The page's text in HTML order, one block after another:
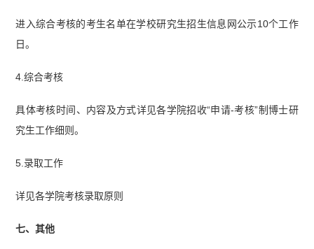
进入综合考核的考生名单在学校研究生招生信息网公示10个工作
日。
4.综合考核
具体考核时间、内容及方式详见各学院招收“申请-考核”制博士研
究生工作细则。
5.录取工作
详见各学院考核录取原则
七、其他